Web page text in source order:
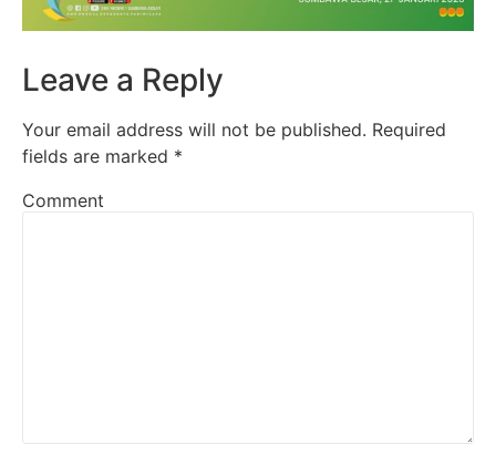
Leave a Reply
Your email address will not be published. Required
fields are marked *
Comment